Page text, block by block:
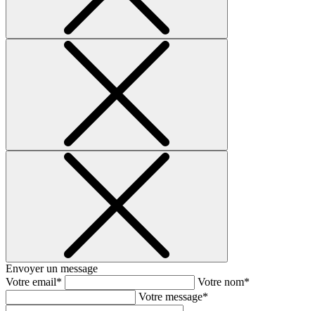
Envoyer un message
Votre email*
Votre nom*
Votre message*